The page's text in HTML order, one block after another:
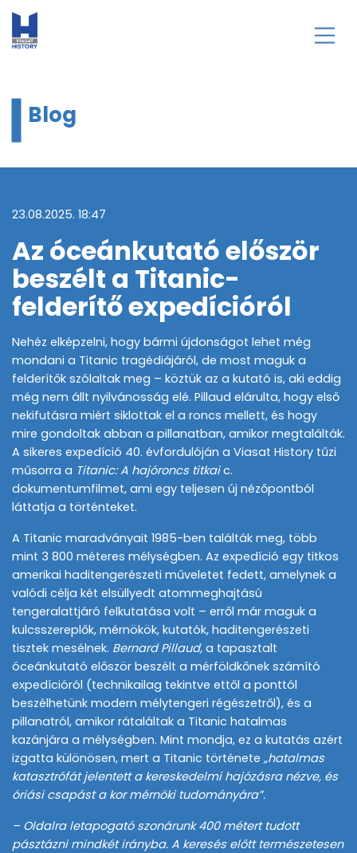
Blog
23.08.2025. 18:47
Az óceánkutató először
beszélt a Titanic-
felderítő expedícióról
Nehéz elképzelni, hogy bármi újdonságot lehet még
mondani a Titanic tragédiájáról, de most maguk a
felderítők szólaltak meg – köztük az a kutató is, aki eddig
még nem állt nyilvánosság elé. Pillaud elárulta, hogy első
nekifutásra miért siklottak el a roncs mellett, és hogy
mire gondoltak abban a pillanatban, amikor megtalálták.
A sikeres expedíció 40. évfordulóján a Viasat History tűzi
műsorra a Titanic: A hajóroncs titkaic.
dokumentumfilmet, ami egy teljesen új nézőpontból
láttatja a történteket.
A Titanic maradványait 1985-ben találták meg, több
mint 3 800 méteres mélységben. Az expedíció egy titkos
amerikai haditengerészeti műveletet fedett, amelynek a
valódi célja két elsüllyedt atommeghajtású
tengeralattjáró felkutatása volt – erről már maguk a
kulcsszereplők, mérnökök, kutatók, haditengerészeti
tisztek mesélnek. Bernard Pillaud, a tapasztalt
óceánkutató először beszélt a mérföldkőnek számító
expedícióról (technikailag tekintve ettől a ponttól
beszélhetünk modern mélytengeri régészetről), és a
pillanatról, amikor rátaláltak a Titanic hatalmas
kazánjára a mélységben. Mint mondja, ez a kutatás azért
izgatta különösen, mert a Titanic története „hatalmas
katasztrófát jelentett a kereskedelmi hajózásra nézve, és
óriási csapást a kor mérnöki tudományára”.
– Oldalra letapogató szonárunk 400 métert tudott
pásztázni mindkét irányba. A keresés előtt természetesen